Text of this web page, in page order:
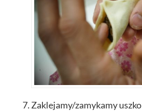
Zaklejamy/zamykamy uszko